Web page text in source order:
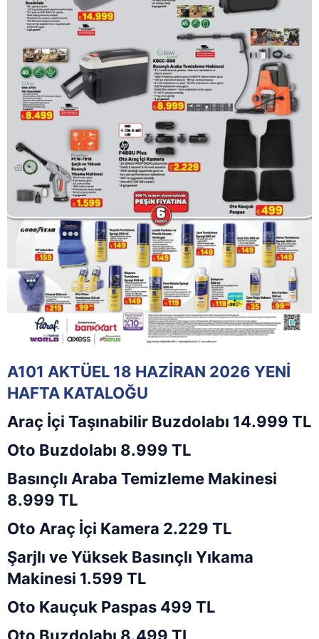
A101 AKTÜEL 18 HAZİRAN 2026 YENİ
HAFTA KATALOĞU
Araç İçi Taşınabilir Buzdolabı 14.999 TL
Oto Buzdolabı 8.999 TL
Basınçlı Araba Temizleme Makinesi
8.999 TL
Oto Araç İçi Kamera 2.229 TL
Şarjlı ve Yüksek Basınçlı Yıkama
Makinesi 1.599 TL
Oto Kauçuk Paspas 499 TL